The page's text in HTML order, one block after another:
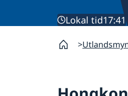
Lokal tid17:41